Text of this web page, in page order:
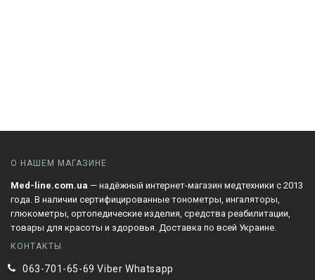
О НАШЕМ МАГАЗИНЕ
Med-line.com.ua — надёжный интернет-магазин медтехники с 2013
года. В наличии сертифицированные тонометры, ингаляторы,
глюкометры, ортопедические изделия, средства реабилитации,
товары для красоты и здоровья. Доставка по всей Украине.
КОНТАКТЫ
063-701-65-69 Viber Whatsapp